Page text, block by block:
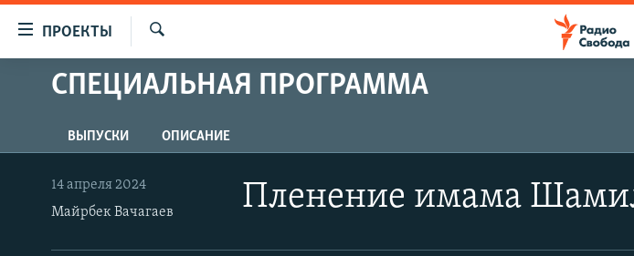
упрощенного
Вернуться
к
основному
содержанию
ПРОЕКТЫ
ПРОГРАММЫ
АВТОРСКИЕ ПРОЕКТЫ
ЦИТАТЫ СВОБОДЫ
МНЕНИЯ
КУЛЬТУРА
СПЕЦИАЛЬНАЯ ПРОГРАММА
ВЫПУСКИ ОПИСАНИЕ
Пленение имама
14 апреля 2024
Майрбек Вачагаев